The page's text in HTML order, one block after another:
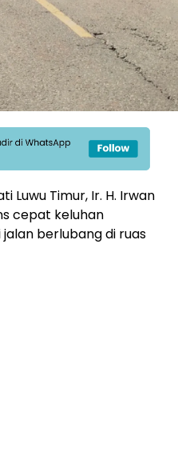
Luwu Timur, Ir. H. Irwan
cepat keluhan
berlubang di ruas